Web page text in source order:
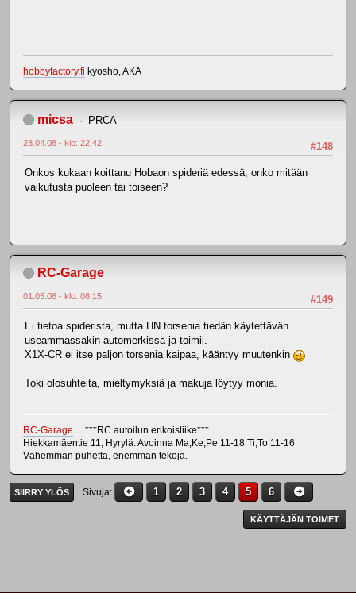
hobbyfactory.fi kyosho, AKA
micsa PRCA
#148
28.04.08 - klo: 22.42
Onkos kukaan koittanu Hobaon spideriä edessä, onko mitään
vaikutusta puoleen tai toiseen?
RC-Garage
#149
01.05.08 - klo: 08.15
Ei tietoa spiderista, mutta HN torsenia tiedän käytettävän
useammassakin automerkissä ja toimii.
X1X-CR ei itse paljon torsenia kaipaa, kääntyy muutenkin
Toki olosuhteita, mieltymyksiä ja makuja löytyy monia.
RC-Garage ***RC autoilun erikoisliike***
Hiekkamäentie 11, Hyrylä. Avoinna Ma,Ke,Pe 11-18 Ti,To 11-16
Vähemmän puhetta, enemmän tekoja.
SIIRRY YLÖS Sivuja 1 2 3 4 5 6
KÄYTTÄJÄN TOIMET